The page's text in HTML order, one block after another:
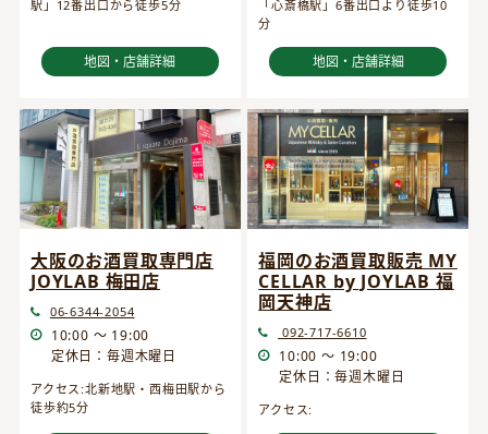
駅」12番出口から徒歩5分
地図・店舗詳細
「心斎橋駅」6番出口より徒歩10
分
地図・店舗詳細
大阪のお酒買取専門店
JOYLAB 梅田店
06-6344-2054
10:00 ～ 19:00
定休日：毎週木曜日
アクセス:北新地駅・西梅田駅から
徒歩約5分
福岡のお酒買取販売 MY
CELLAR by JOYLAB 福
岡天神店
092-717-6610
10:00 ～ 19:00
定休日：毎週木曜日
アクセス: